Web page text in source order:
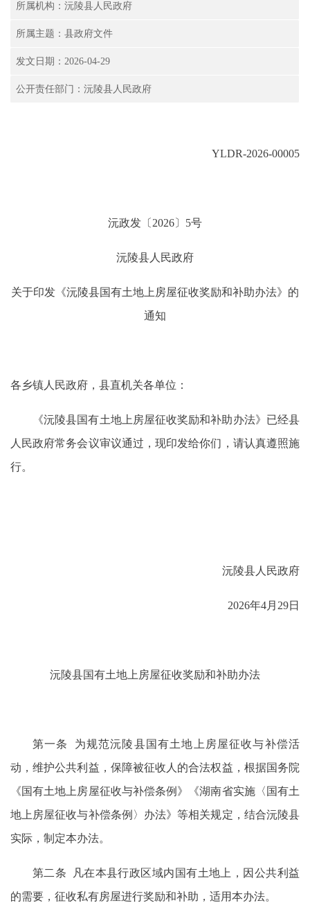
所属机构：沅陵县人民政府
所属主题：县政府文件
发文日期：2026-04-29
公开责任部门：沅陵县人民政府
YLDR-2026-00005
沅政发〔2026〕5号
沅陵县人民政府
关于印发《沅陵县国有土地上房屋征收奖励和补助办法》的
通知
各乡镇人民政府，县直机关各单位：
《沅陵县国有土地上房屋征收奖励和补助办法》已经县
人民政府常务会议审议通过，现印发给你们，请认真遵照施
行。
沅陵县人民政府
2026年4月29日
沅陵县国有土地上房屋征收奖励和补助办法
第一条 为规范沅陵县国有土地上房屋征收与补偿活
动，维护公共利益，保障被征收人的合法权益，根据国务院
《国有土地上房屋征收与补偿条例》《湖南省实施〈国有土
地上房屋征收与补偿条例〉办法》等相关规定，结合沅陵县
实际，制定本办法。
第二条 凡在本县行政区域内国有土地上，因公共利益
的需要，征收私有房屋进行奖励和补助，适用本办法。